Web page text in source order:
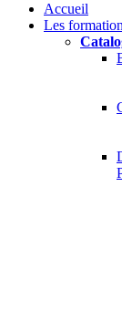
Accueil
Les